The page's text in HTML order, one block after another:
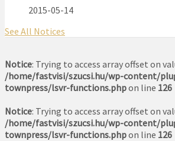
2015-05-14
See All Notices
Notice: Trying to access array offset on
/home/fastvisi/szucsi.hu/wp-content/
townpress/lsvr-functions.phpon line 126
Notice: Trying to access array offset on
/home/fastvisi/szucsi.hu/wp-content/
townpress/lsvr-functions.phpon line 126